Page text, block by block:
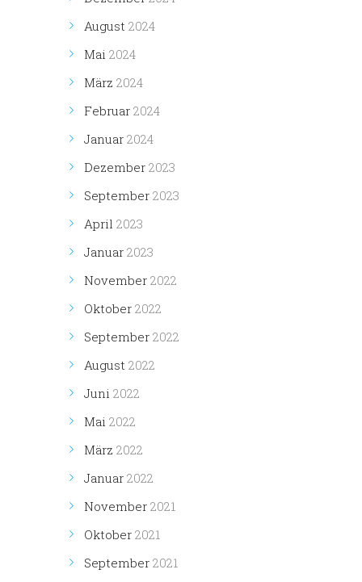
August 2024
Mai 2024
März 2024
Februar 2024
Januar 2024
Dezember 2023
September 2023
April 2023
Januar 2023
November 2022
Oktober 2022
September 2022
August 2022
Juni 2022
Mai 2022
März 2022
Januar 2022
November 2021
Oktober 2021
September 2021